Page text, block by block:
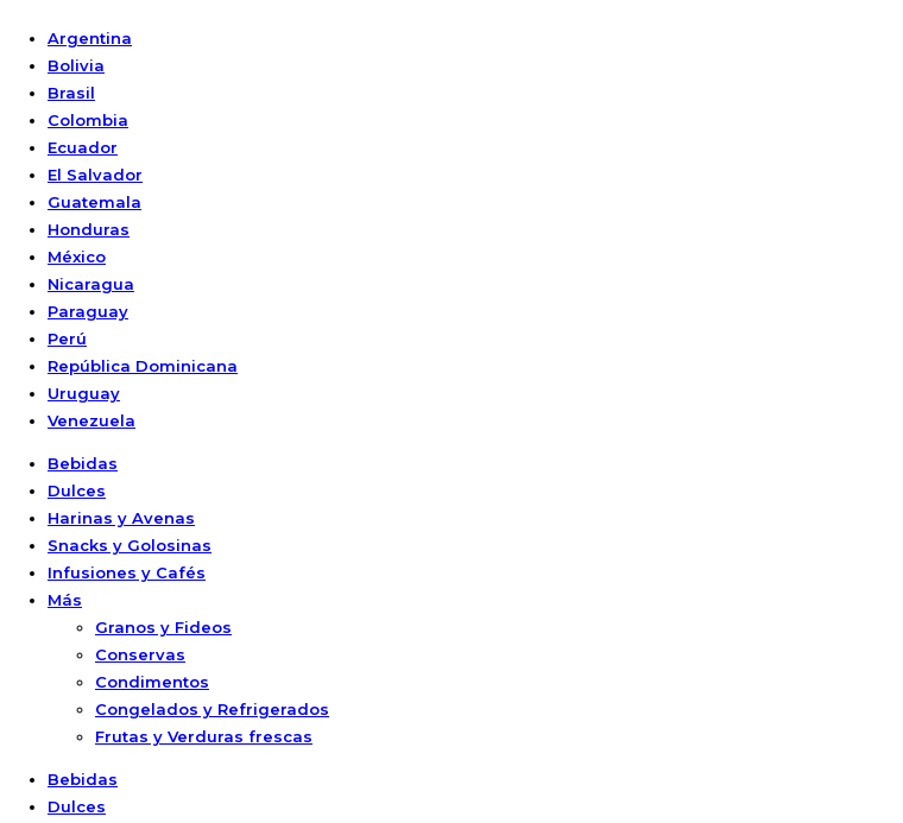
Argentina
Bolivia
Brasil
Colombia
Ecuador
El Salvador
Guatemala
Honduras
México
Nicaragua
Paraguay
Perú
República Dominicana
Uruguay
Venezuela
Bebidas
Dulces
Harinas y Avenas
Snacks y Golosinas
Infusiones y Cafés
Más
Granos y Fideos
Conservas
Condimentos
Congelados y Refrigerados
Frutas y Verduras frescas
Bebidas
Dulces